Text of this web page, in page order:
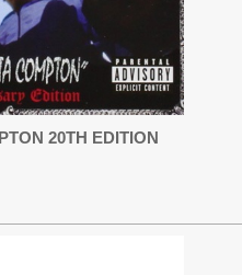
20TH EDITION